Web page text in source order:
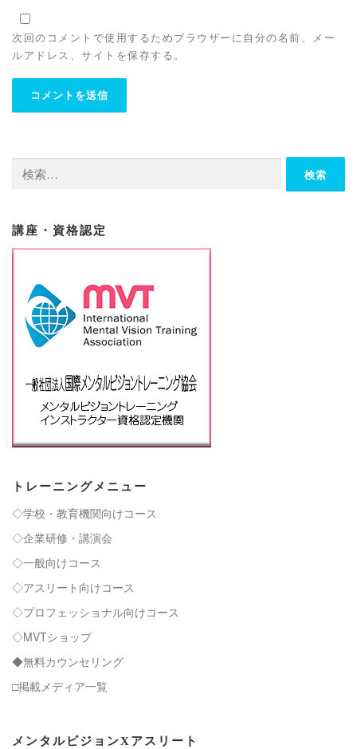
次回のコメントで使用するためブラウザーに自分の名前、メー
ルアドレス、サイトを保存する。
索:
講座・資格認定
トレーニングメニュー
◇学校・教育機関向けコース
◇企業研修・講演会
◇一般向けコース
◇アスリート向けコース
◇プロフェッショナル向けコース
◇MVTショップ
◆無料カウンセリング
□掲載メディア一覧
メンタルビジョンXアスリート